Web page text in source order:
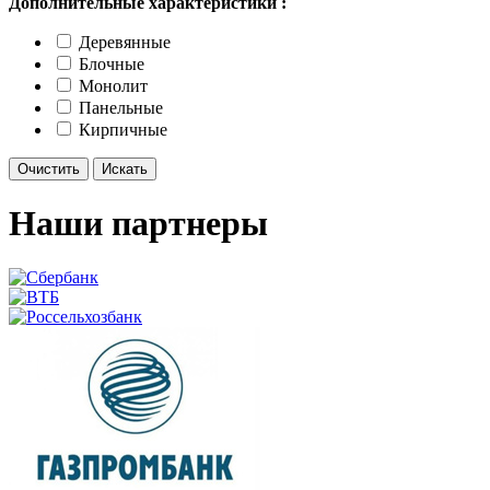
Деревянные
Блочные
Монолит
Панельные
Кирпичные
Наши партнеры